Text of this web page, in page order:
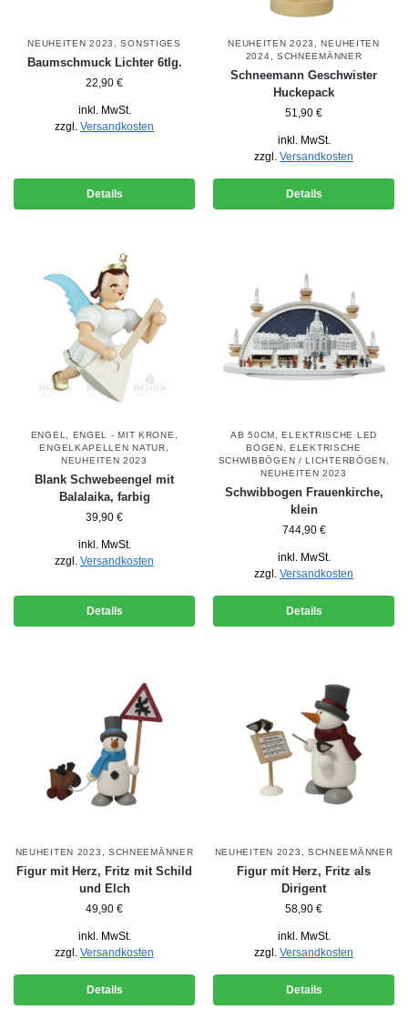
NEUHEITEN 2023 ,SONSTIGES
Baumschmuck Lichter 6tlg.
22,90 €
inkl. MwSt.
zzgl. Versandkosten
Details
NEUHEITEN 2023 ,NEUHEITEN
2024
SCHNEEMÄNNER
Schneemann Geschwister
Huckepack
51,90 €
inkl. MwSt.
zzgl. Versandkosten
Details
ENGEL ENGEL - MIT KRONE
ENGELKAPELLEN NATUR
NEUHEITEN 2023
Blank Schwebeengel mit
Balalaika, farbig
39,90 €
inkl. MwSt.
zzgl. Versandkosten
Details
AB 50CM ,ELEKTRISCHE LED
BÖGEN ,ELEKTRISCHE
SCHWIBBÖGEN / LICHTERBÖGEN
NEUHEITEN 2023
Schwibbogen Frauenkirche,
klein
744,90 €
inkl. MwSt.
zzgl. Versandkosten
Details
NEUHEITEN 2023 SCHNEEMÄNNER
Figur mit Herz, Fritz mit Schild
und Elch
49,90 €
inkl. MwSt.
zzgl. Versandkosten
Details
NEUHEITEN 2023 SCHNEEMÄNNER
Figur mit Herz, Fritz als
Dirigent
58,90 €
inkl. MwSt.
zzgl. Versandkosten
Details